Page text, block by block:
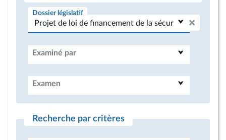
Dossier législatif
Examiné par
Examen
Recherche par critères